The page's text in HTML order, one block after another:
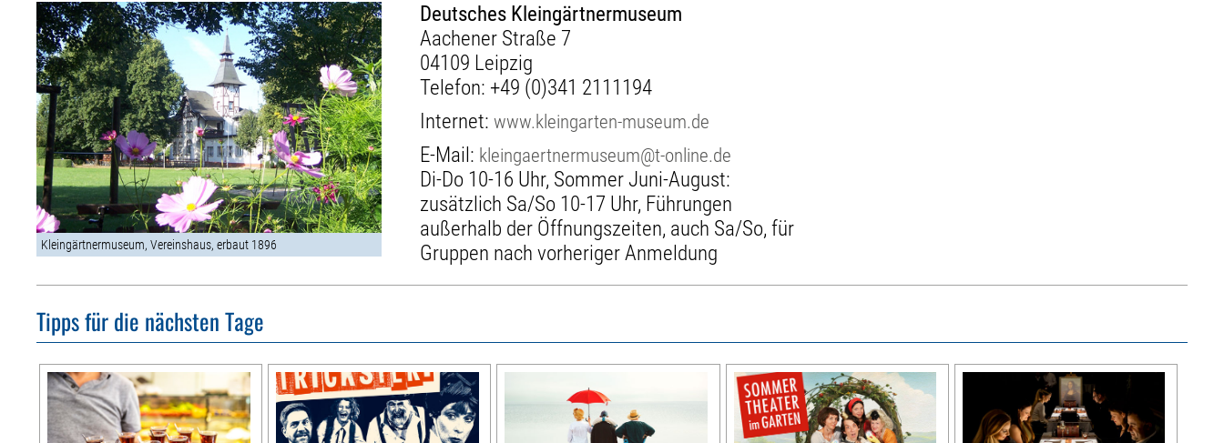
Kleingärtnermuseum, Vereinshaus, erbaut 1896
Deutsches Kleingärtnermuseum
Aachener Straße 7
04109 Leipzig
Telefon: +49 (0)341 2111194
Internet:www.kleingarten-museum.de
E-Mail: kleingaertnermuseum@t-online.de
Di-Do 10-16 Uhr, Sommer Juni-August:
zusätzlich Sa/So 10-17 Uhr, Führungen
außerhalb der Öffnungszeiten, auch Sa/So, für
Gruppen nach vorheriger Anmeldung
Tipps für die nächsten Tage